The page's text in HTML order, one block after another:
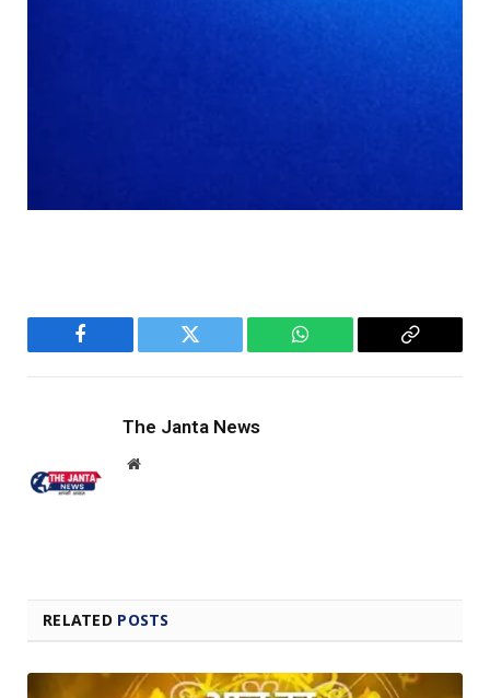
Facebook Twitter WhatsApp
Copy
The Janta News
Website
RELATED POSTS